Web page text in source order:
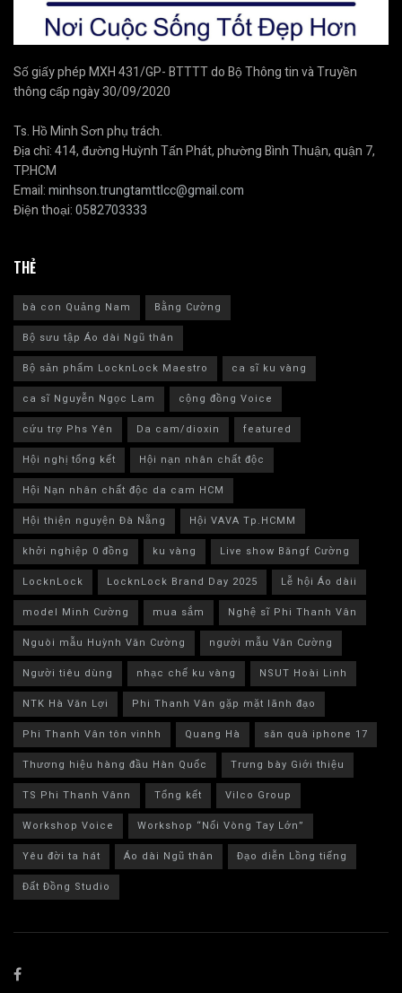
Số giấy phép MXH 431/GP- BTTTT do Bộ Thông tin và Truyền
thông cấp ngày 30/09/2020
Ts. Hồ Minh Sơn phụ trách.
Địa chỉ: 414, đường Huỳnh Tấn Phát, phường Bình Thuận, quận 7,
TP.HCM
Email:minhson.trungtamttlcc@gmail.com
Điện thoại:0582703333
THẺ
bà con Quảng Nam
Bằng Cường
Bộ sưu tập Áo dài Ngũ thân
Bộ sản phẩm LocknLock Maestro
ca sĩ ku vàng
ca sĩ Nguyễn Ngọc Lam
cộng đồng Voice
cứu trợ Phs Yên
Da cam/dioxin
featured
Hội nghị tổng kết
Hội nạn nhân chất độc
Hội Nạn nhân chất độc da cam HCM
Hội thiện nguyện Đà Nẵng
Hội VAVA Tp.HCMM
khởi nghiệp 0 đồng
ku vàng
Live show Băngf Cường
LocknLock
LocknLock Brand Day 2025
Lễ hội Áo dàii
model Minh Cường
mua sắm
Nghệ sĩ Phi Thanh Vân
Nguòi mẫu Huỳnh Văn Cường
người mẫu Văn Cường
Người tiêu dùng
nhạc chế ku vàng
NSUT Hoài Linh
NTK Hà Văn Lợi
Phi Thanh Vân gặp mặt lãnh đạo
Phi Thanh Vân tôn vinhh
Quang Hà
săn quà iphone 17
Thương hiệu hàng đầu Hàn Quốc
Trưng bày Giới thiệu
TS Phi Thanh Vânn
Tổng kết
Vilco Group
Workshop Voice
Workshop “Nối Vòng Tay Lớn”
Yêu đời ta hát
Áo dài Ngũ thân
Đạo diễn Lồng tiếng
Đất Đồng Studio